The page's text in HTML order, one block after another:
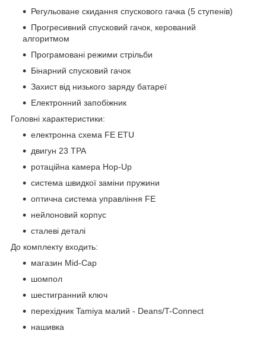
Регульоване скидання спускового гачка (5 ступенів)
Прогресивний спусковий гачок, керований
алгоритмом
Програмовані режими стрільби
Бінарний спусковий гачок
Захист від низького заряду батареї
Електронний запобіжник
Головні характеристики:
електронна схема FE ETU
двигун 23 TPA
ротаційна камера Hop-Up
система швидкої заміни пружини
оптична система управління FE
нейлоновий корпус
сталеві деталі
До комплекту входить:
магазин Mid-Cap
шомпол
шестигранний ключ
перехідник Tamiya малий - Deans/T-Connect
нашивка